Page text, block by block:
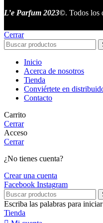
L’e Parfum 2023©. Todos los
Cerrar
Inicio
Acerca de nosotros
Tienda
Conviértete en
Contacto
Carrito
Cerrar
Acceso
Cerrar
¿No tienes cuenta?
Crear una cuenta
Facebook Instagram
Escriba las palabras para
Tienda